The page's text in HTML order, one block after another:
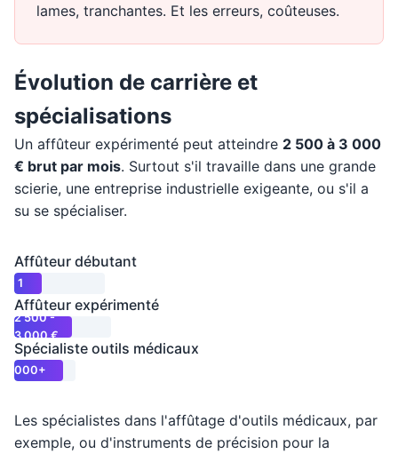
lames, tranchantes. Et les erreurs, coûteuses.
Évolution de carrière et
spécialisations
Un affûteur expérimenté peut atteindre 2 500 à 3 000
€ brut par mois. Surtout s'il travaille dans une grande
scierie, une entreprise industrielle exigeante, ou s'il a
su se spécialiser.
Affûteur débutant
500
- 1
867
€
Affûteur expérimenté
2 500 -
3 000 €
Spécialiste outils médicaux
3
000+
Les spécialistes dans l'affûtage d'outils médicaux, par
exemple, ou d'instruments de précision pour la